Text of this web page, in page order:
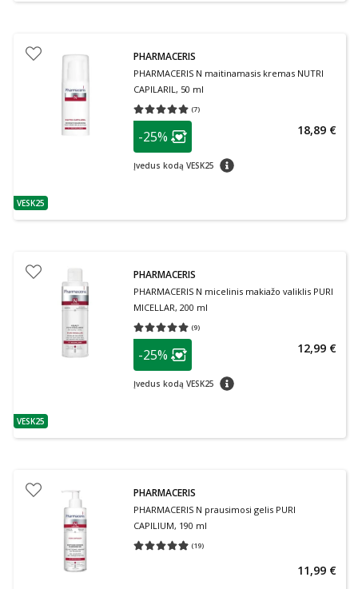
patarimas
VESK25
PHARMACERIS
PHARMACERIS N maitinamasis kremas NUTRI
CAPILARIL, 50 ml
(7)
Vidutinis įvertinimas 5.00
patarimas
Lojalumo klubo narių nuolaida
-25%
Įvedus kodą VESK25 patarimas
18,89 €
patarimas
VESK25
PHARMACERIS
PHARMACERIS N micelinis makiažo valiklis PURI
MICELLAR, 200 ml
(9)
Vidutinis įvertinimas 5.00
patarimas
Lojalumo klubo narių nuolaida
-25%
Įvedus kodą VESK25 patarimas
12,99 €
PHARMACERIS
PHARMACERIS N prausimosi gelis PURI
CAPILIUM, 190 ml
(19)
Vidutinis įvertinimas 4.89
11,99 €